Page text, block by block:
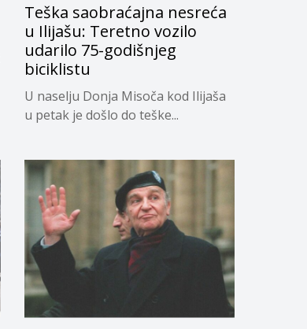
Teška saobraćajna nesreća
u Ilijašu: Teretno vozilo
udarilo 75-godišnjeg
biciklistu
U naselju Donja Misoča kod Ilijaša
u petak je došlo do teške...